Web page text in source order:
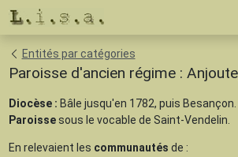
Entités par catégories
Paroisse d'ancien régime :
Diocèse : Bâle jusqu'en 1782, puis Besançon.
Paroissesous le vocable de Saint-Vendelin.
En relevaient les communautés de :